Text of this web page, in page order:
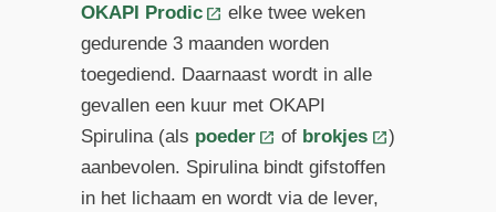
OKAPI Prodic
elke twee weken
gedurende 3 maanden worden
toegediend. Daarnaast wordt in alle
gevallen een kuur met OKAPI
Spirulina (als poeder of brokjes
)
aanbevolen. Spirulina bindt gifstoffen
in het lichaam en wordt via de lever,